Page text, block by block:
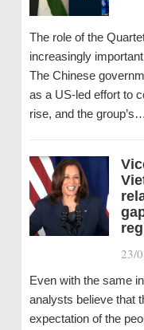
The role of the
increasingly
The Chinese
as a US-led effort to
rise, and the group’s…
23/
Even with the same
analysts believe that
expectation of the